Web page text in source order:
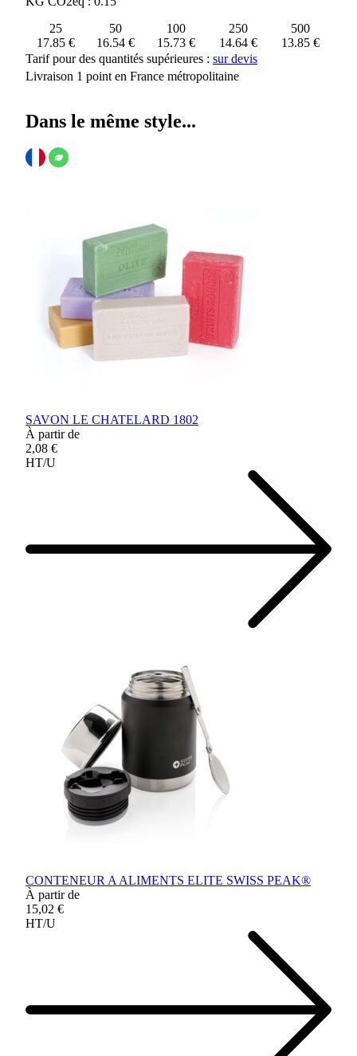
25
50 100 250
500
17.85 €
16.54 € 15.73 € 14.64 €
13.85 €
Tarif pour des quantités supérieures : sur devis
Livraison 1 point en France métropolitaine
Dans le même style...
SAVON LE CHATELARD 1802
À partir de
2,08 €
HT/U
CONTENEUR A ALIMENTS ELITE SWISS PEAK®
À partir de
15,02 €
HT/U